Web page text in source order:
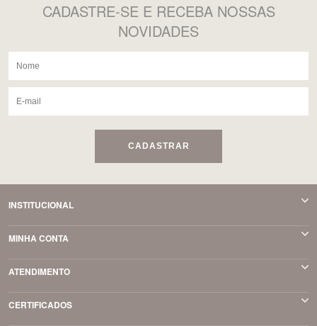
CADASTRE-SE E RECEBA NOSSAS
NOVIDADES
CADASTRAR
INSTITUCIONAL
MINHA CONTA
ATENDIMENTO
CERTIFICADOS